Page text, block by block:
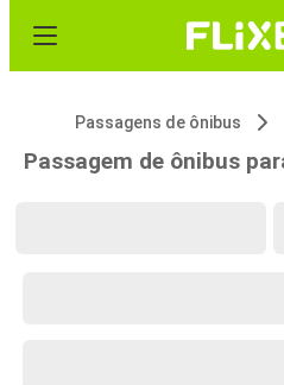
Passagens de ônibus
Passagem de ônibus